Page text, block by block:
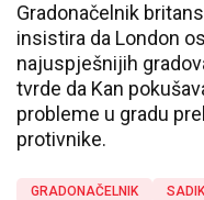
Gradonačelnik
insistira da London
najuspješnijih
tvrde da Kan
probleme u gradu
protivnike.
GRADONAČELNIK